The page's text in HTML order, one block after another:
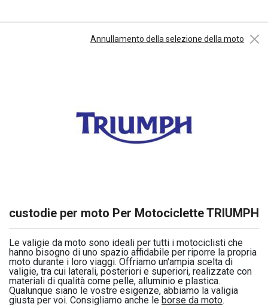
Annullamento della selezione della moto
custodie per moto Per Motociclette TRIUMPH
Le valigie da moto sono ideali per tutti i motociclisti che
hanno bisogno di uno spazio affidabile per riporre la propria
moto durante i loro viaggi. Offriamo un'ampia scelta di
valigie, tra cui laterali, posteriori e superiori, realizzate con
materiali di qualità come pelle, alluminio e plastica.
Qualunque siano le vostre esigenze, abbiamo la valigia
giusta per voi. Consigliamo anche le borse da moto.